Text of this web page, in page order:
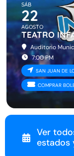
SÁB
22
AGOSTO
TEATRO
Auditorio
7:00 PM
SAN JUAN DE
COMPRAR
Ver
estados